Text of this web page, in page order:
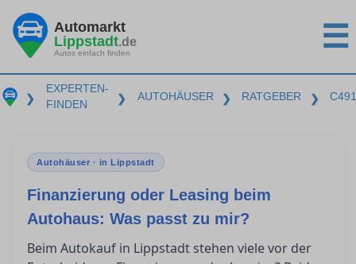
Automarkt
Lippstadt.de
Autos einfach finden ☰
❯
EXPERTEN-
FINDEN
❯ AUTOHÄUSER ❯ RATGEBER ❯
Autohäuser · in Lippstadt
Finanzierung oder Leasing beim
Autohaus: Was passt zu mir?
Beim Autokauf in Lippstadt stehen viele vor der